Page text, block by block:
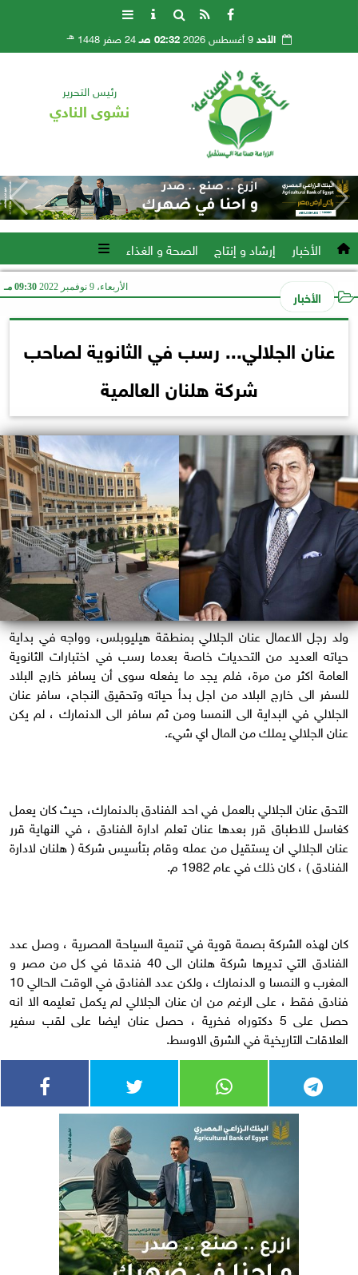
الأحد9 أغسطس 2026 02:32 صـ 24 صفر 1448 هـ
رئيس التحرير
نشوى النادي
الأخبار إرشاد و إنتاج الصحة و الغذاء
الأخبار الأربعاء، 9 نوفمبر 2022 09:30 مـ
عنان الجلالي... رسب في الثانوية لصاحب
شركة هلنان العالمية
ولد رجل الاعمال عنان الجلالي بمنطقة هيليوبلس، وواجه في بداية
حياته العديد من التحديات خاصة بعدما رسب في اختبارات الثانوية
العامة اكثر من مرة، فلم يجد ما يفعله سوى أن يسافر خارج البلاد
للسفر الى خارج البلاد من اجل بدأ حياته وتحقيق النجاح، سافر عنان
الجلالي في البداية الى النمسا ومن ثم سافر الى الدنمارك ، لم يكن
عنان الجلالي يملك من المال اي شيء.
التحق عنان الجلالي بالعمل في احد الفنادق بالدنمارك، حيث كان يعمل
كغاسل للاطباق قرر بعدها عنان تعلم ادارة الفنادق ، في النهاية قرر
عنان الجلالي ان يستقيل من عمله وقام بتأسيس شركة ( هلنان لادارة
الفنادق ) ، كان ذلك في عام 1982 م.
كان لهذه الشركة بصمة قوية في تنمية السياحة المصرية ، وصل عدد
الفنادق التي تديرها شركة هلنان الى 40 فندقا في كل من مصر و
المغرب و النمسا و الدنمارك ، ولكن عدد الفنادق في الوقت الحالي 10
فنادق فقط ، على الرغم من ان عنان الجلالي لم يكمل تعليمه الا انه
حصل على 5 دكتوراه فخرية ، حصل عنان ايضا على لقب سفير
العلاقات التاريخية في الشرق الاوسط.